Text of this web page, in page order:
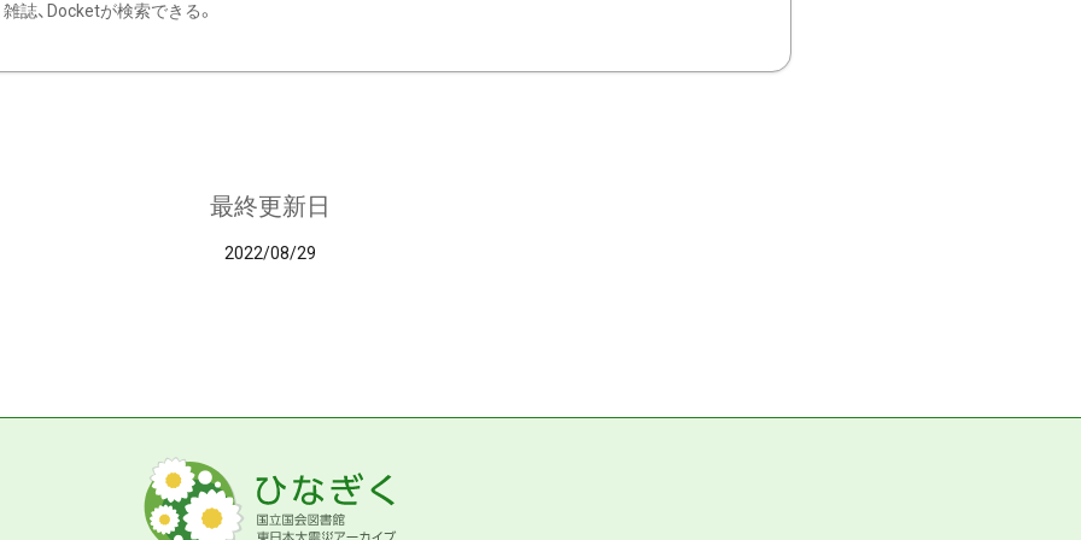
雑誌、Docketが検索できる。
最終更新日
2022/08/29